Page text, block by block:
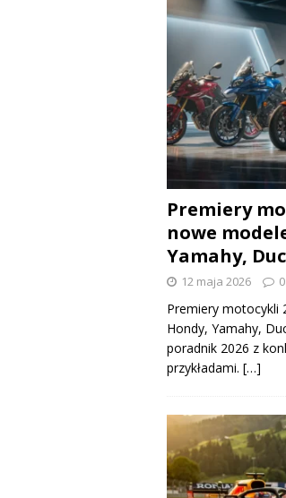
Premiery
nowe
Yamahy,
12 maja 2026 0
Premiery motocykli
Hondy, Yamahy,
poradnik 2026 z
przykładami. […]